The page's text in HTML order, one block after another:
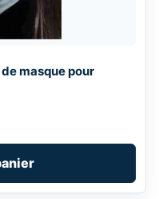
masque pour